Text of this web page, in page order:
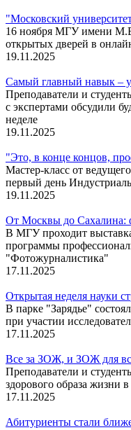
"Московский
16 ноября МГУ имени
открытых дверей в
19.11.2025
Самый главный навык –
Преподаватели и
с экспертами обсудили
неделе
19.11.2025
"Это, в конце концов,
Мастер-класс от
первый день
19.11.2025
От Москвы до Сахалина:
В МГУ проходит
программы
"Фотожурналистика"
17.11.2025
Открытая неделя науки
В парке "Зарядье"
при участии
17.11.2025
Все за ЗОЖ, и ЗОЖ для
Преподаватели и
здорового образа жизни
17.11.2025
Абитуриенты стали